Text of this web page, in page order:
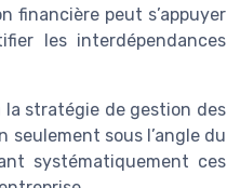
financière peut s’appuyer
les interdépendances
stratégie de gestion des
sous l’angle du
systématiquement ces